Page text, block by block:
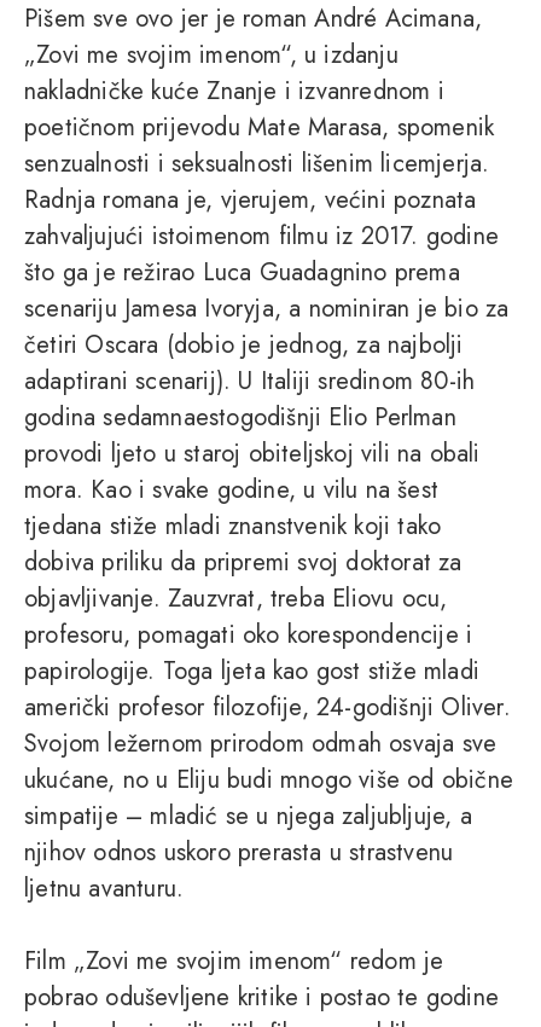
Pišem sve ovo jer je roman André Acimana,
„Zovi me svojim imenom“, u izdanju
nakladničke kuće Znanje i izvanrednom i
poetičnom prijevodu Mate Marasa, spomenik
senzualnosti i seksualnosti lišenim licemjerja.
Radnja romana je, vjerujem, većini poznata
zahvaljujući istoimenom filmu iz 2017. godine
što ga je režirao Luca Guadagnino prema
scenariju Jamesa Ivoryja, a nominiran je bio za
četiri Oscara (dobio je jednog, za najbolji
adaptirani scenarij). U Italiji sredinom 80-ih
godina sedamnaestogodišnji Elio Perlman
provodi ljeto u staroj obiteljskoj vili na obali
mora. Kao i svake godine, u vilu na šest
tjedana stiže mladi znanstvenik koji tako
dobiva priliku da pripremi svoj doktorat za
objavljivanje. Zauzvrat, treba Eliovu ocu,
profesoru, pomagati oko korespondencije i
papirologije. Toga ljeta kao gost stiže mladi
američki profesor filozofije, 24-godišnji Oliver.
Svojom ležernom prirodom odmah osvaja sve
ukućane, no u Eliju budi mnogo više od obične
simpatije – mladić se u njega zaljubljuje, a
njihov odnos uskoro prerasta u strastvenu
ljetnu avanturu.
Film „Zovi me svojim imenom“ redom je
pobrao oduševljene kritike i postao te godine